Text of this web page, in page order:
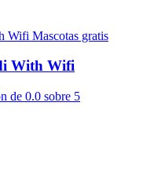
Mascotas gratis
With Wifi
de 0.0 sobre 5